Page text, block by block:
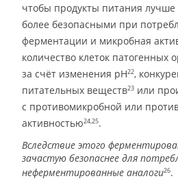
чтобы продукты питания
более безопасными при
ферментации и микробная
количество клеток патогенных
за счёт изменения pH22,
питательных веществ23 или
с противомикробной или
активностью24,25.
Вследствие этого
зачастую безопаснее для
неферментированные аналоги26.